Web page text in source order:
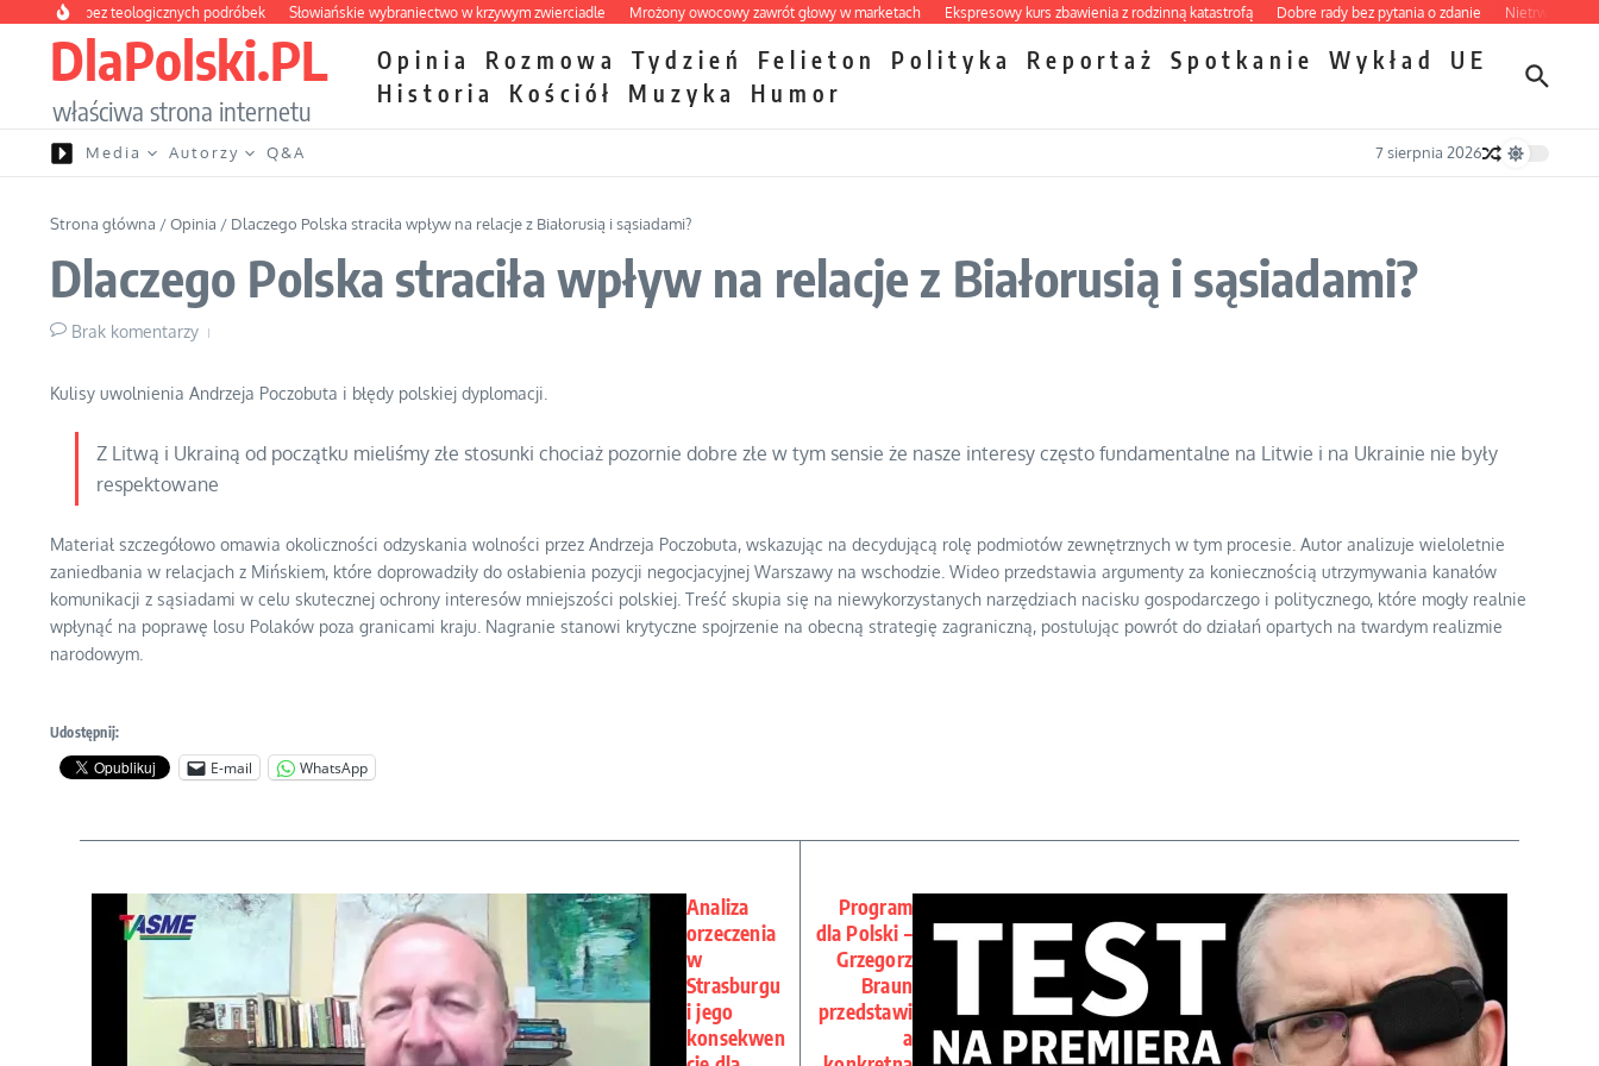
Przejdź do treści
bez teologicznych podróbek Słowiańskie wybraniectwo w krzywym zwierciadle Mrożony owocowy zawrót głowy w marketach Ekspresowy kurs zbawienia z rodzinną katastrofą Dobre rady bez pytania o zdanie Nietrwałość
DlaPolski.PL
właściwa strona internetu
Opinia Rozmowa Tydzień Felieton Polityka Reportaż Spotkanie Wykład
UE
Historia
Kościół Muzyka Humor
Media Autorzy Q&A 7 sierpnia 2026
Strona główna /Opinia / Dlaczego Polska straciła wpływ na relacje z Białorusią i sąsiadami?
Dlaczego Polska straciła wpływ na relacje z Białorusią i sąsiadami?
Brak komentarzy
Kulisy uwolnienia Andrzeja Poczobuta i błędy polskiej dyplomacji.
Z Litwą i Ukrainą od początku mieliśmy złe stosunki chociaż pozornie dobre złe w tym sensie że nasze interesy często fundamentalne na Litwie i na Ukrainie nie były
respektowane
Materiał szczegółowo omawia okoliczności odzyskania wolności przez Andrzeja Poczobuta, wskazując na decydującą rolę podmiotów zewnętrznych w tym procesie. Autor analizuje wieloletnie
zaniedbania w relacjach z Mińskiem, które doprowadziły do osłabienia pozycji negocjacyjnej Warszawy na wschodzie. Wideo przedstawia argumenty za koniecznością utrzymywania kanałów
komunikacji z sąsiadami w celu skutecznej ochrony interesów mniejszości polskiej. Treść skupia się na niewykorzystanych narzędziach nacisku gospodarczego i politycznego, które mogły realnie
wpłynąć na poprawę losu Polaków poza granicami kraju. Nagranie stanowi krytyczne spojrzenie na obecną strategię zagraniczną, postulując powrót do działań opartych na twardym realizmie
narodowym.
Udostępnij:
E-mail WhatsApp